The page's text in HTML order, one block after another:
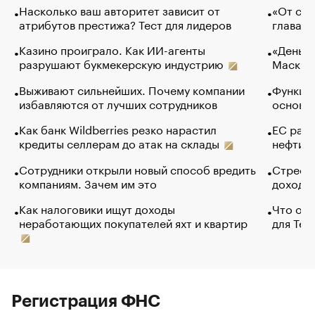
Насколько ваш авторитет зависит от
атрибутов престижа? Тест для лидеров
Казино проиграло. Как ИИ-агенты
разрушают букмекерскую индустрию
Выживают сильнейших. Почему компании
избавляются от лучших сотрудников
Как банк Wildberries резко нарастил
кредиты селлерам до атак на склады
Сотрудники открыли новый способ вредить
компаниям. Зачем им это
Как налоговики ищут доходы
неработающих покупателей яхт и квартир
«От
глава
Маск в
основ
ЕС
нефти
Что
для
Регистрация ФНС